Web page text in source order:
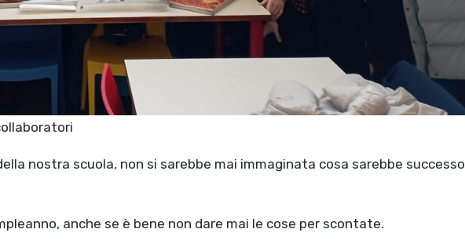
nostra scuola, non si sarebbe mai immaginata cosa sarebbe successo
anche se è bene non dare mai le cose per scontate.